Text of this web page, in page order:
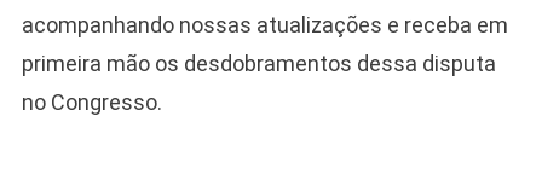
acompanhando nossas atualizações e receba em
primeira mão os desdobramentos dessa disputa
no Congresso.